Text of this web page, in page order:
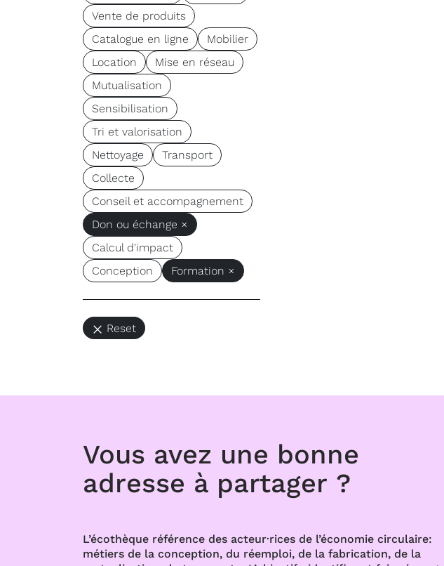
Vente de produits
Catalogue en ligne
Mobilier
Location
Mise en réseau
Mutualisation
Sensibilisation
Tri et valorisation
Nettoyage
Transport
Collecte
Conseil et accompagnement
Don ou échange ×
Calcul d'impact
Conception
Formation ×
Reset
Vous avez une bonne
adresse à partager ?
L’écothèque référence des acteur·rices de l’économie circulaire:
métiers de la conception, du réemploi, de la fabrication, de la